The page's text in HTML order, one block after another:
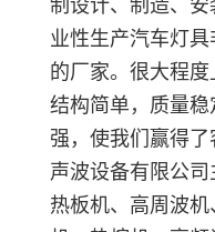
制设计、制造、
业性生产汽车灯
的厂家。很大程度
结构简单，质量
强，使我们赢得
声波设备有限公司
热板机、高周波